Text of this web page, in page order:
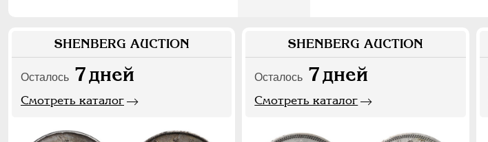
SHENBERG AUCTION
Осталось 7дней
Смотреть каталог
SHENBERG AUCTION
Осталось 7дней
Смотреть каталог